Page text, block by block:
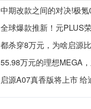
中期改款之间的对决!极
全球爆款推新！元PLUS
都杀穿8万元，为啥启源
55.98万元的理想MEGA
启源A07真香版将上市